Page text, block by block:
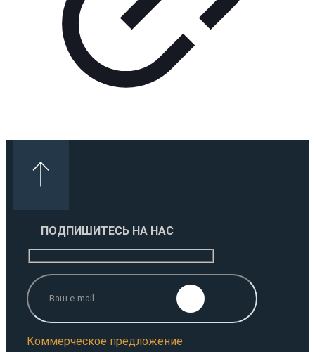
ПОДПИШИТЕСЬ НА НАС
Коммерческое предложение